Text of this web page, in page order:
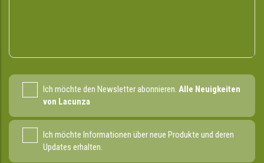
Ich möchte den Newsletter abonnieren. Alle Neuigkeiten
von Lacunza
Ich möchte Informationen über neue Produkte und deren
Updates erhalten.